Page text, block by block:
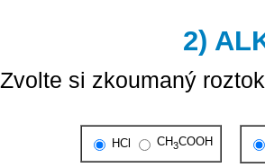
2)
Zvolte si zkoumaný
HCl CH3COOH